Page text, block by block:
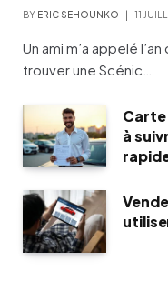
BY ERIC SEHOUNKO 11
Un ami m’a appelé
trouver une Scénic…
Carte
à